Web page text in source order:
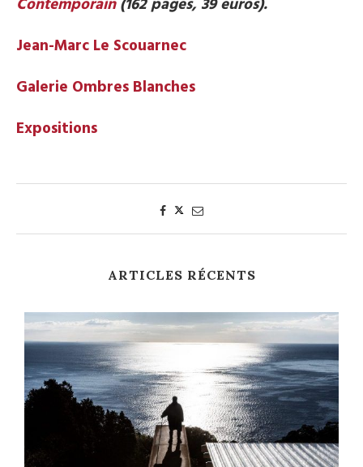
Jean-Marc Le Scouarnec
Galerie Ombres Blanches
Expositions
ARTICLES RÉCENTS